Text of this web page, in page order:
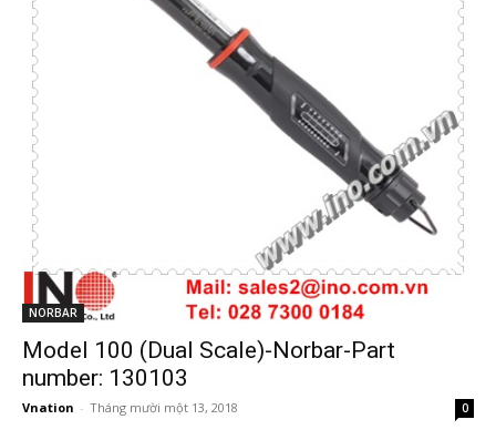
NORBAR
Model 100 (Dual Scale)-Norbar-Part
number: 130103
Vnation - Tháng mười một 13, 2018 0